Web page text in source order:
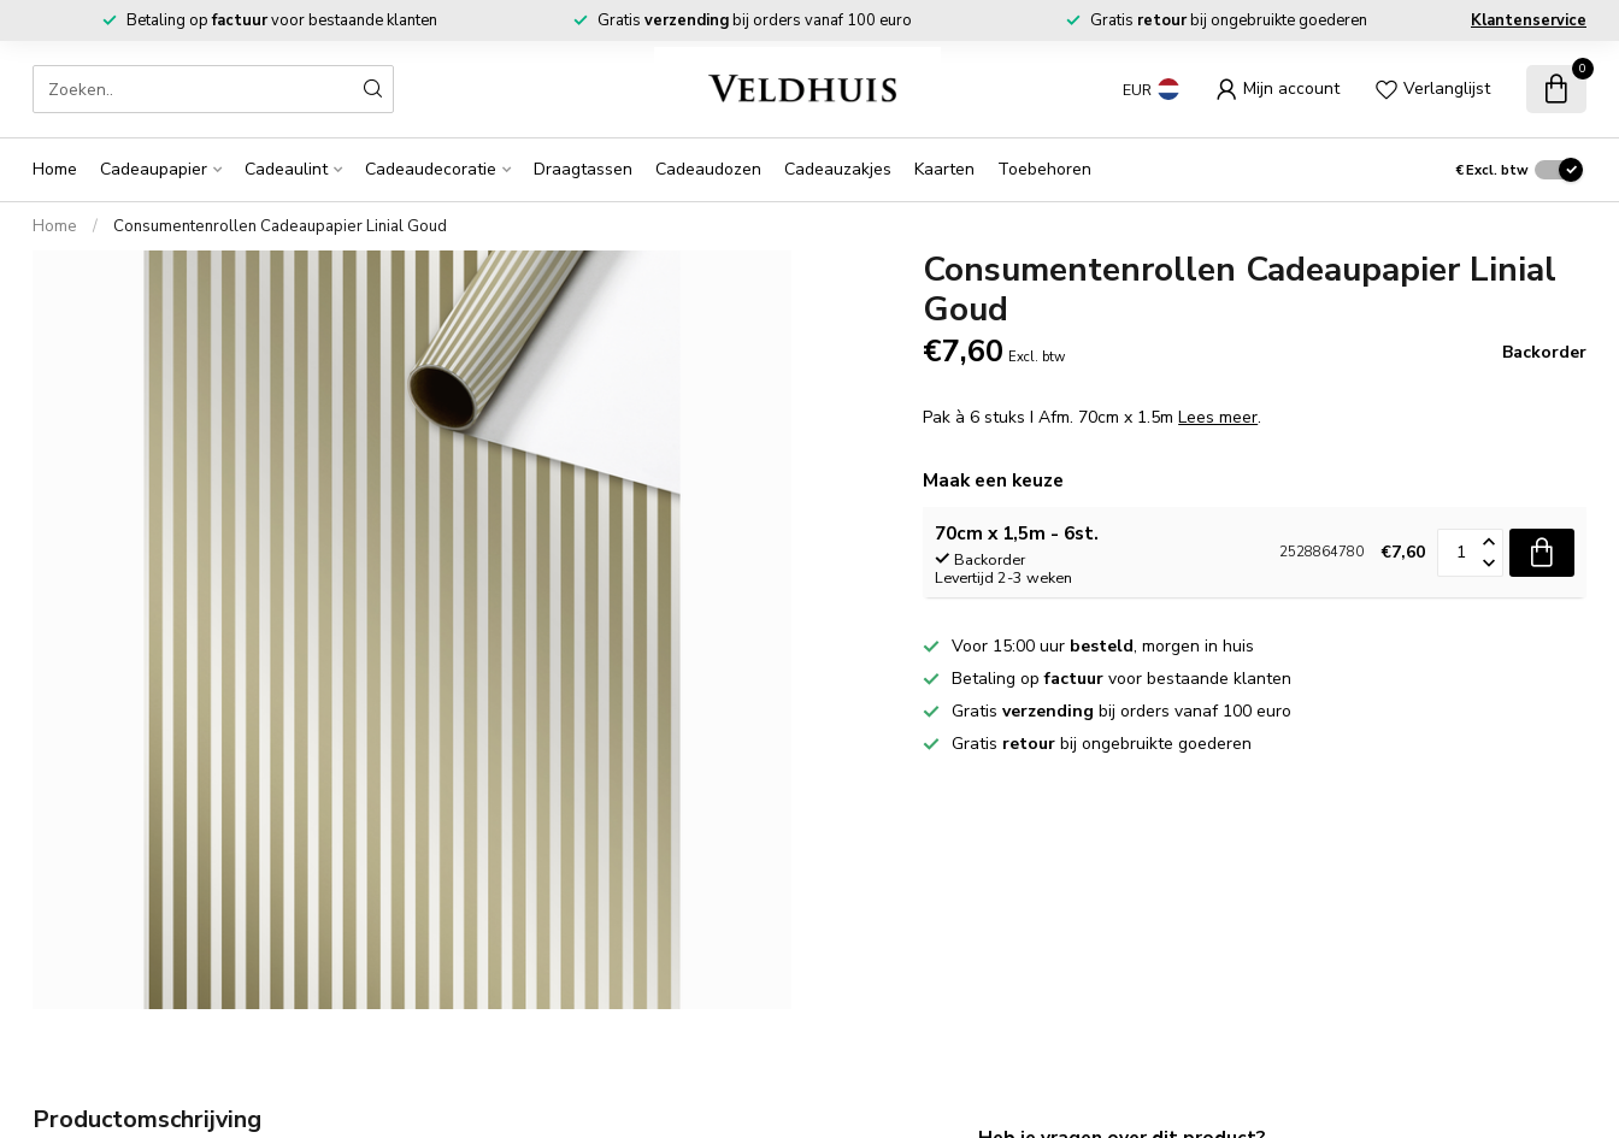
Betaling opfactuurvoor bestaande klanten Gratis verzendingbij orders vanaf 100 euro Gratis retourbij ongebruikte goederen Klantenservice
EUR Mijn account Verlanglijst
0
Home Cadeaupapier Cadeaulint Cadeaudecoratie Draagtassen Cadeaudozen Cadeauzakjes Kaarten Toebehoren €Excl. btw
Home / Consumentenrollen Cadeaupapier Linial Goud
Consumentenrollen Cadeaupapier Linial
Goud
€7,60 Excl. btw Backorder
Pak à 6 stuks I Afm. 70cm x 1.5mLees meer.
Maak een keuze
70cm x 1,5m - 6st.
Backorder
Levertijd 2-3 weken
2528864780 €7,60
Voor 15:00 uur besteld, morgen in huis
Betaling opfactuur voor bestaande klanten
Gratisverzending bij orders vanaf 100 euro
Gratis retour bij ongebruikte goederen
Productomschrijving